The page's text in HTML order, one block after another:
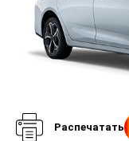
Распечатать